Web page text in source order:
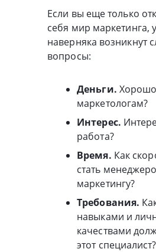
Если вы еще только
себя мир маркетинга,
наверняка возникнут
вопросы:
Деньги. Хорошо
маркетологам?
Интерес.
работа?
Время. Как
стать
маркетингу?
Требования.
навыками и
качествами
этот специалист?